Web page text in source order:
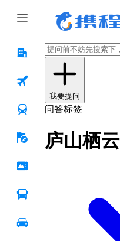
我要提问
问答标签
庐山栖